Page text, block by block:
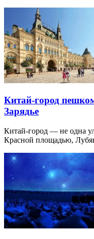
Китай-город
Зарядье
Китай-город — не одна
Красной площадью,